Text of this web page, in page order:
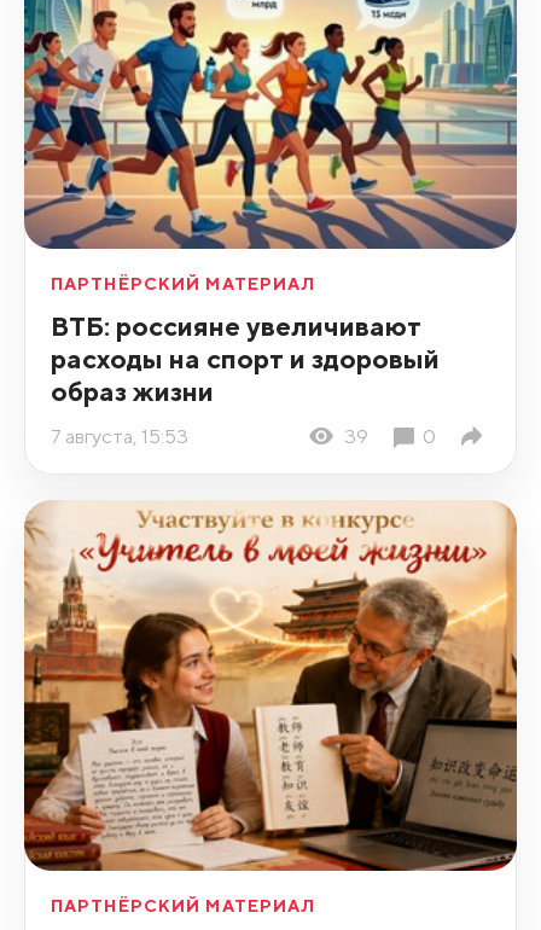
ПАРТНЁРСКИЙ МАТЕРИАЛ
ВТБ: россияне увеличивают
расходы на спорт и здоровый
образ жизни
7 августа, 15:53 39 0
ПАРТНЁРСКИЙ МАТЕРИАЛ